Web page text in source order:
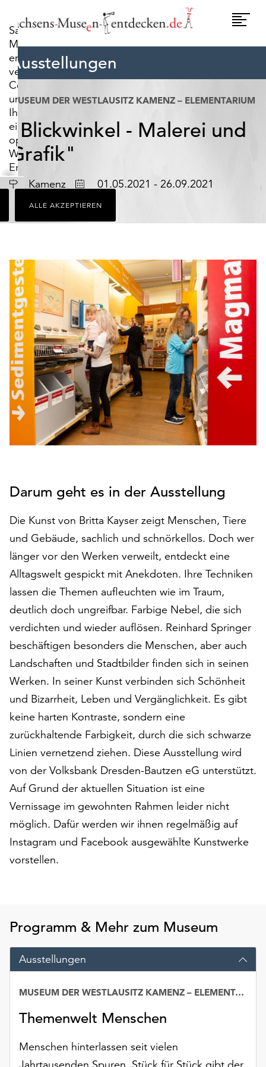
Sachsens-
Museen-
entdecken.de
verwendet
Cookies,
um
Ihnen
ein
optimales
Webseiten-
Erlebnis
zu
bieten.
Dazu
zählen
für
den
Betrieb
der
Seite
notwendig
sind
(funktionale
Cookies),
sowie
solche,
die
lediglich
werden.
Klicken
auf
„Alle
akzeptieren“,
um
Cookies
zu
akzeptieren.
können
Ihr
Einverständnis
jederzeit
ändern
und
widerrufen.
steht
Ihnen
am
Ende
Seite
die
Verfügung.
Cookies
werden
ohne
Ihr
Einverständnis
weiterhin
ausgeführt.
ALLE AKZEPTIEREN
Ausstellungen
MUSEUM DER WESTLAUSITZ KAMENZ – ELEMENTARIUM
"Blickwinkel - Malerei und
Grafik"
Ort Kamenz Datum01.05.2021 - 26.09.2021
Darum geht es in der Ausstellung
Die Kunst von Britta Kayser zeigt Menschen, Tiere
und Gebäude, sachlich und schnörkellos. Doch wer
länger vor den Werken verweilt, entdeckt eine
Alltagswelt gespickt mit Anekdoten. Ihre Techniken
lassen die Themen aufleuchten wie im Traum,
deutlich doch ungreifbar. Farbige Nebel, die sich
verdichten und wieder auflösen. Reinhard Springer
beschäftigen besonders die Menschen, aber auch
Landschaften und Stadtbilder finden sich in seinen
Werken. In seiner Kunst verbinden sich Schönheit
und Bizarrheit, Leben und Vergänglichkeit. Es gibt
keine harten Kontraste, sondern eine
zurückhaltende Farbigkeit, durch die sich schwarze
Linien vernetzend ziehen. Diese Ausstellung wird
von der Volksbank Dresden-Bautzen eG unterstützt.
Auf Grund der aktuellen Situation ist eine
Vernissage im gewohnten Rahmen leider nicht
möglich. Dafür werden wir ihnen regelmäßig auf
Instagram und Facebook ausgewählte Kunstwerke
vorstellen.
Programm & Mehr zum Museum
Ausstellungen
Themenwelt Menschen
MUSEUM DER WESTLAUSITZ KAMENZ – ELEMENTARIUM
Menschen hinterlassen seit vielen
Jahrtausenden Spuren. Stück für Stück gibt der
Datum